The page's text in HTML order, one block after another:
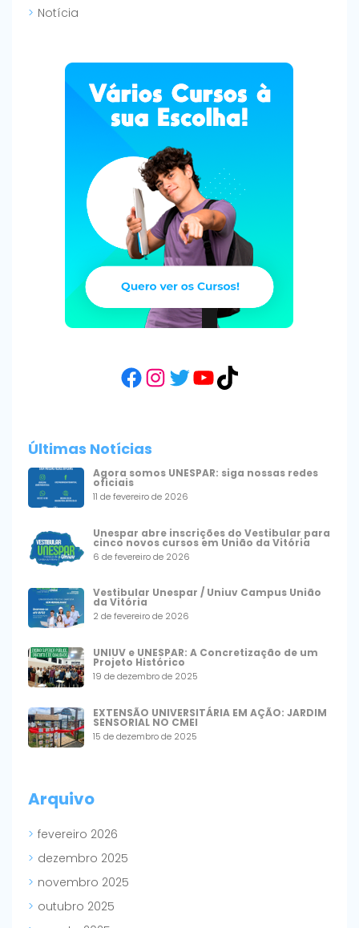
Notícia
Facebook
Instagram
Twitter
YouTube
TikTok
Últimas Notícias
Agora somos UNESPAR: siga nossas redes
oficiais
11 de fevereiro de 2026
Unespar abre inscrições do Vestibular para
cinco novos cursos em União da Vitória
6 de fevereiro de 2026
Vestibular Unespar / Uniuv Campus União
da Vitória
2 de fevereiro de 2026
UNIUV e UNESPAR: A Concretização de um
Projeto Histórico
19 de dezembro de 2025
EXTENSÃO UNIVERSITÁRIA EM AÇÃO: JARDIM
SENSORIAL NO CMEI
15 de dezembro de 2025
Arquivo
fevereiro 2026
dezembro 2025
novembro 2025
outubro 2025